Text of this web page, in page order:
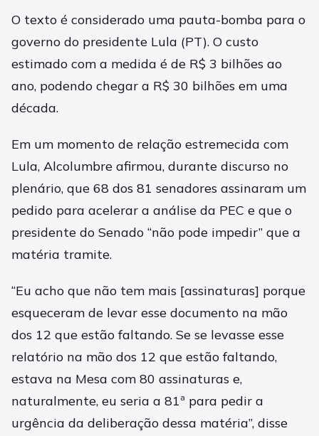
O texto é considerado uma pauta-bomba para o
governo do presidente Lula (PT). O custo
estimado com a medida é de R$ 3 bilhões ao
ano, podendo chegar a R$ 30 bilhões em uma
década.
Em um momento de relação estremecida com
Lula, Alcolumbre afirmou, durante discurso no
plenário, que 68 dos 81 senadores assinaram um
pedido para acelerar a análise da PEC e que o
presidente do Senado “não pode impedir” que a
matéria tramite.
“Eu acho que não tem mais [assinaturas] porque
esqueceram de levar esse documento na mão
dos 12 que estão faltando. Se se levasse esse
relatório na mão dos 12 que estão faltando,
estava na Mesa com 80 assinaturas e,
naturalmente, eu seria a 81ª para pedir a
urgência da deliberação dessa matéria”, disse